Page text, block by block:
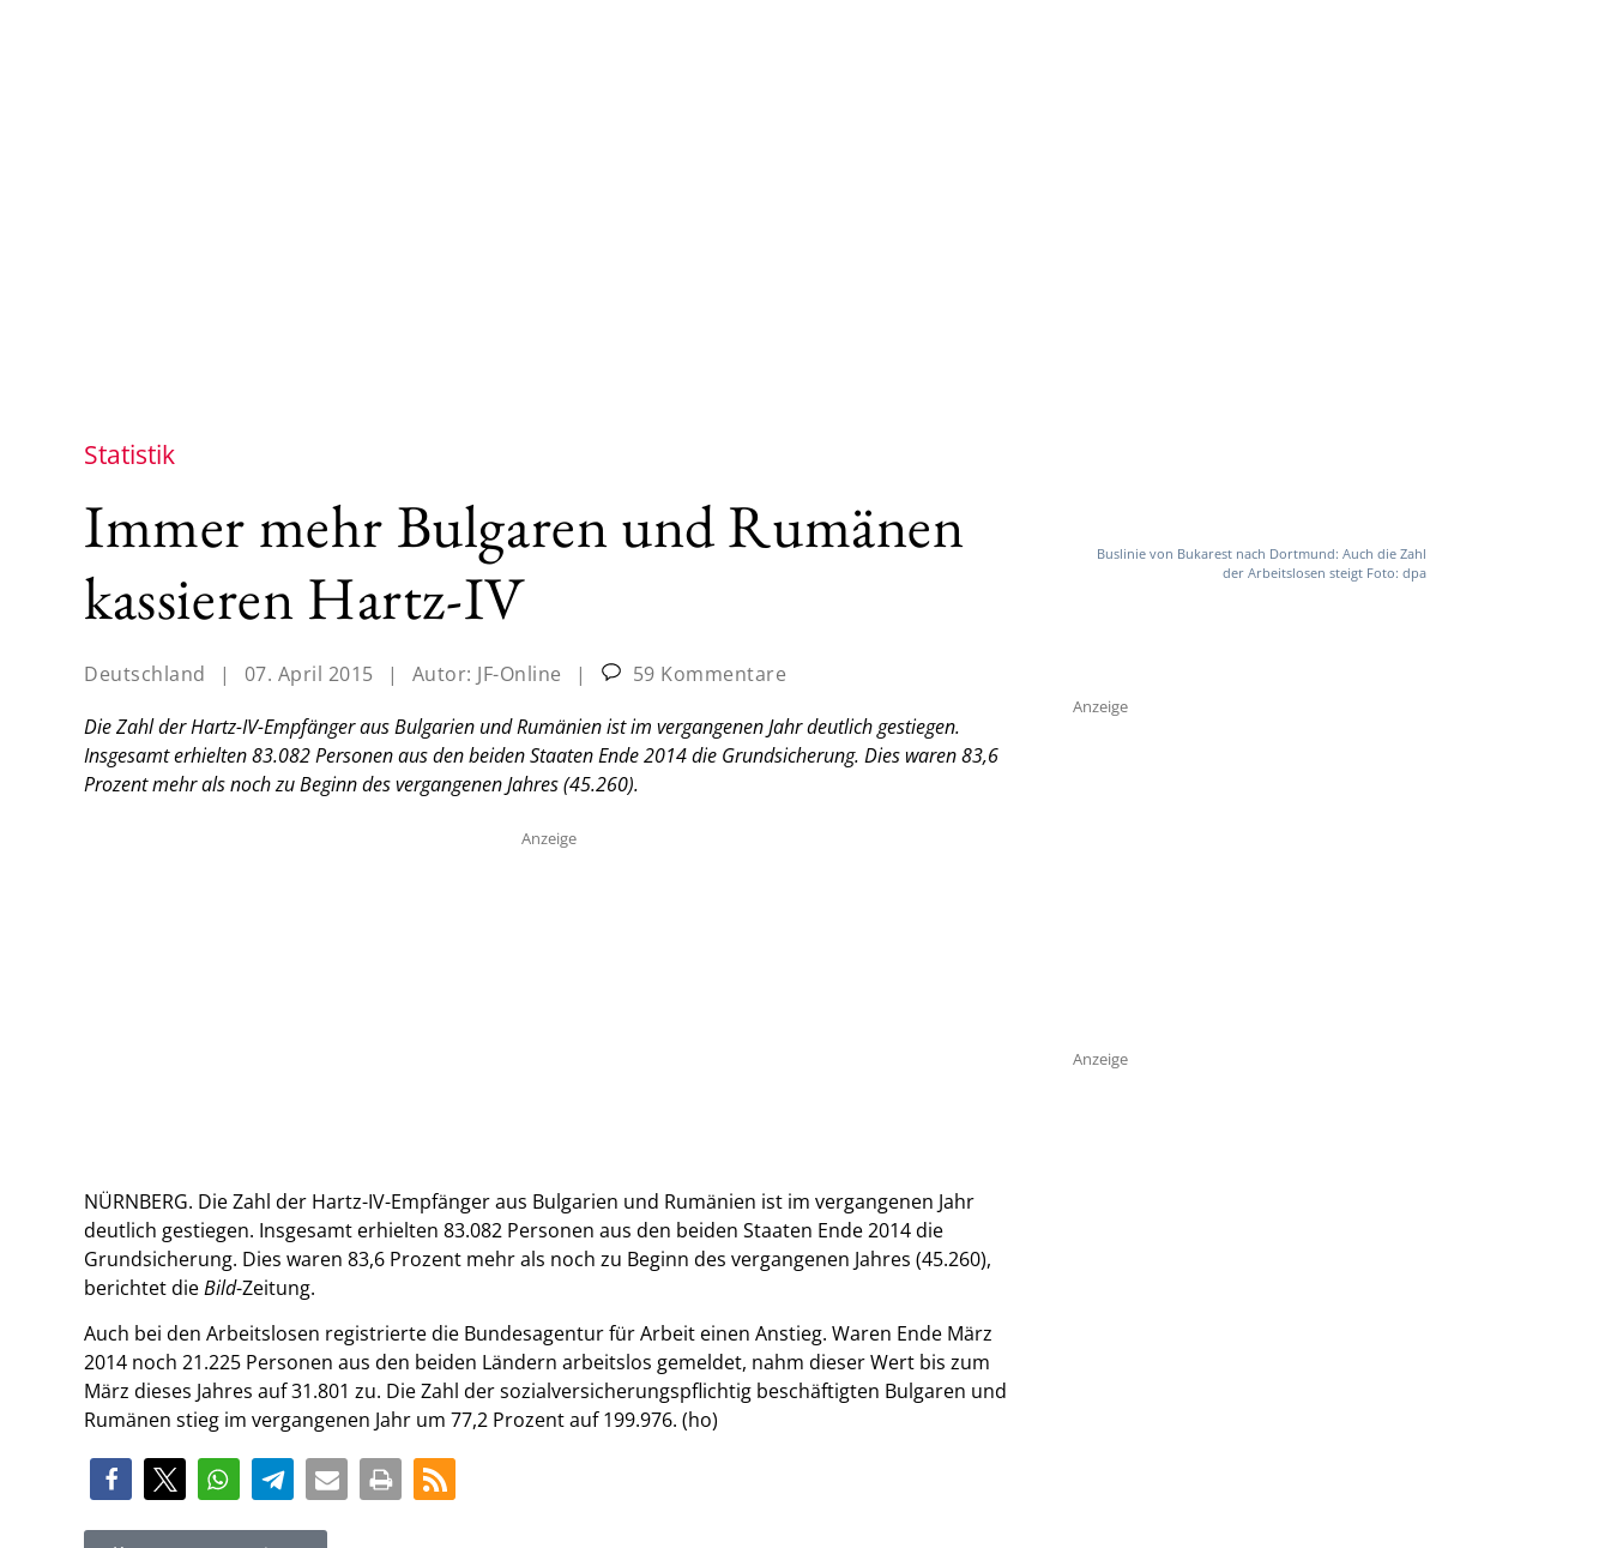
Statistik
Immer mehr Bulgaren und Rumänen
kassieren Hartz-IV
Deutschland | 07. April 2015 | Autor: JF-Online |
59 Kommentare
Die Zahl der Hartz-IV-Empfänger aus Bulgarien und Rumänien ist im vergangenen Jahr deutlich gestiegen.
Insgesamt erhielten 83.082 Personen aus den beiden Staaten Ende 2014 die Grundsicherung. Dies waren 83,6
Prozent mehr als noch zu Beginn des vergangenen Jahres (45.260).
Anzeige
NÜRNBERG. Die Zahl der Hartz-IV-Empfänger aus Bulgarien und Rumänien ist im vergangenen Jahr
deutlich gestiegen. Insgesamt erhielten 83.082 Personen aus den beiden Staaten Ende 2014 die
Grundsicherung. Dies waren 83,6 Prozent mehr als noch zu Beginn des vergangenen Jahres (45.260),
berichtet dieBild-Zeitung.
Auch bei den Arbeitslosen registrierte die Bundesagentur für Arbeit einen Anstieg. Waren Ende März
2014 noch 21.225 Personen aus den beiden Ländern arbeitslos gemeldet, nahm dieser Wert bis zum
März dieses Jahres auf 31.801 zu. Die Zahl der sozialversicherungspflichtig beschäftigten Bulgaren und
Rumänen stieg im vergangenen Jahr um 77,2 Prozent auf 199.976. (ho)
Buslinie von Bukarest nach Dortmund: Auch die Zahl
der Arbeitslosen steigt Foto: dpa
Anzeige
Anzeige